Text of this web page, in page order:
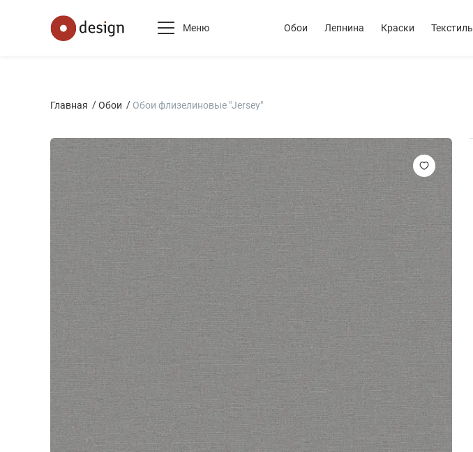
Меню Обои Лепнина Краски Текстиль
Главная Обои Обои флизелиновые "Jersey"